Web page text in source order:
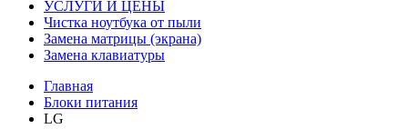
УСЛУГИ И ЦЕНЫ
Чистка ноутбука от пыли
Замена матрицы (экрана)
Замена клавиатуры
Главная
Блоки питания
LG